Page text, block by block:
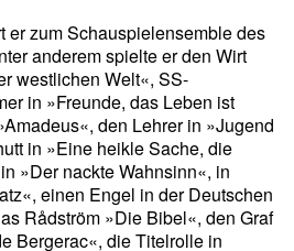
er zum Schauspielensemble des
anderem spielte er den Wirt
westlichen Welt«, SS-
in »Freunde, das Leben ist
den Lehrer in »Jugend
in »Eine heikle Sache, die
»Der nackte Wahnsinn«, in
einen Engel in der Deutschen
Rådström »Die Bibel«, den Graf
Bergerac«, die Titelrolle in